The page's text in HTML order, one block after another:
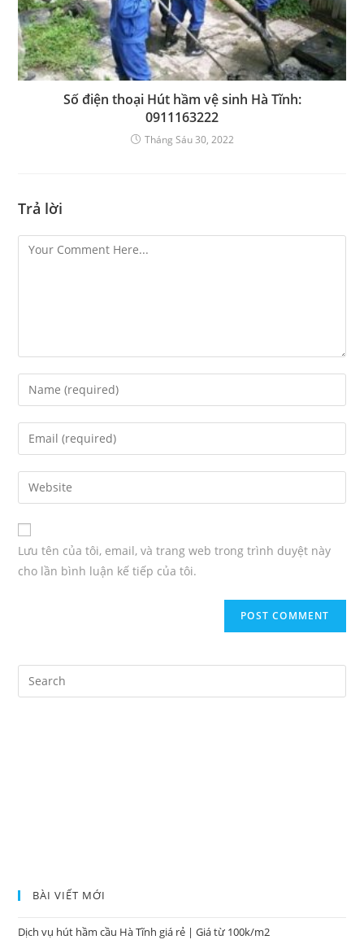
Số điện thoại Hút hầm vệ sinh Hà Tĩnh:
0911163222
Tháng Sáu 30, 2022
Trả lời
Lưu tên của tôi, email, và trang web trong trình duyệt này
cho lần bình luận kế tiếp của tôi.
BÀI VIẾT MỚI
Dịch vụ hút hầm cầu Hà Tĩnh giá rẻ | Giá từ 100k/m2